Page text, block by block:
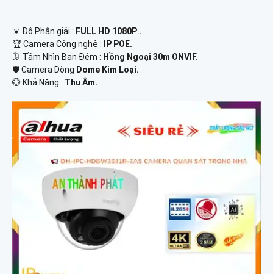
☀️ Độ Phân giải : FULL HD 1080P .
🏆 Camera Công nghệ :
IP POE.
🌛 Tầm Nhìn Ban Đêm : Hồng Ngoại 30m ONVIF.
🛡 Camera Dòng Dome Kim Loại.
️💮 Khả Năng : Thu Âm.